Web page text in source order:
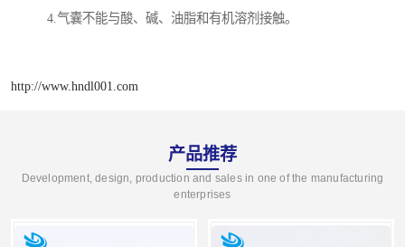
4.气囊不能与酸、碱、油脂和有机溶剂接触。
http://www.hndl001.com
产品推荐
Development, design, production and sales in one of the manufacturing
enterprises